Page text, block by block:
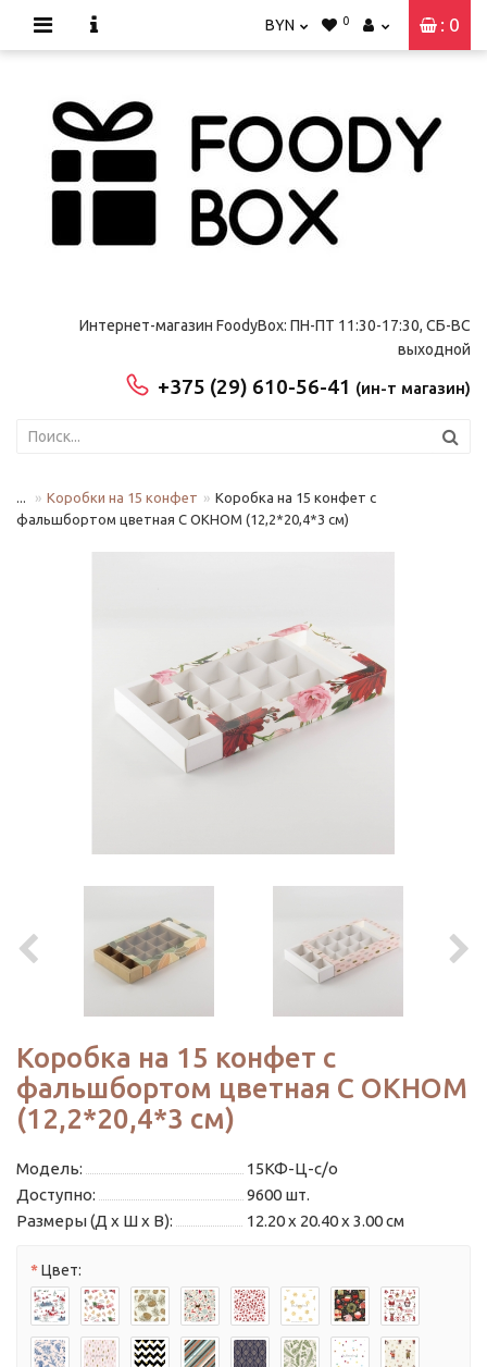
: 0
BYN 0
Интернет-магазин FoodyBox: ПН-ПТ 11:30-17:30, СБ-ВС
выходной
+375 (29) 610-56-41 (ин-т магазин)
... Коробки на 15 конфет
Коробка на 15 конфет с
фальшбортом цветная С ОКНОМ (12,2*20,4*3 см)
Коробка на 15 конфет с
фальшбортом цветная С ОКНОМ
(12,2*20,4*3 см)
Модель:
15КФ-Ц-с/о
Доступно:
9600 шт.
Размеры (Д x Ш x В):
12.20 x 20.40 x 3.00 см
Цвет: